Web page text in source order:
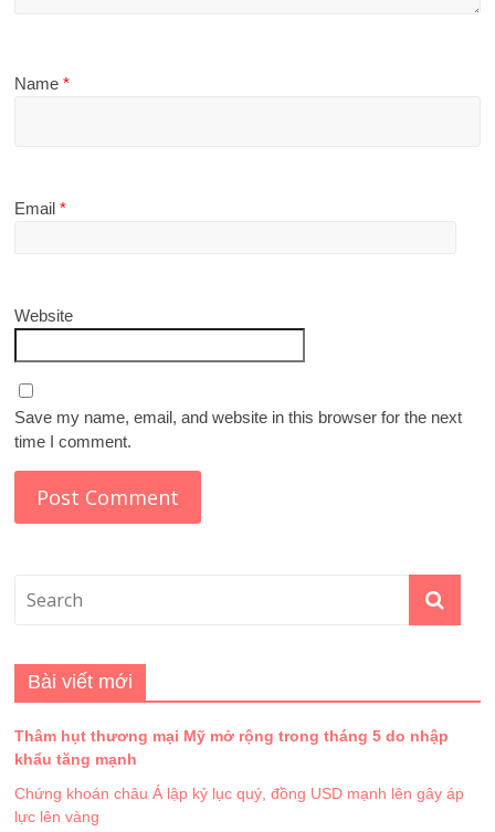
Name*
Email*
Website
Save my name, email, and website in this browser for the next
time I comment.
Bài viết mới
Thâm hụt thương mại Mỹ mở rộng trong tháng 5 do nhập
khẩu tăng mạnh
Chứng khoán châu Á lập kỷ lục quý, đồng USD mạnh lên gây áp
lực lên vàng